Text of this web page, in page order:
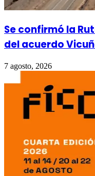
Se confirmó la
del acuerdo
7 agosto, 2026